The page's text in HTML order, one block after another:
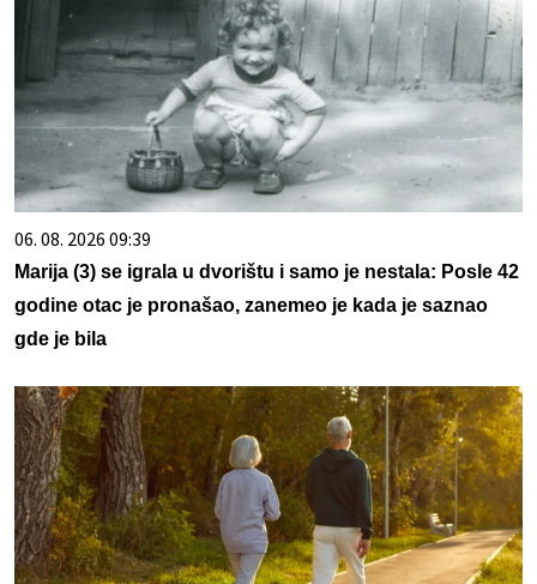
06. 08. 2026 09:39
Marija (3) se igrala u dvorištu i samo je nestala: Posle 42
godine otac je pronašao, zanemeo je kada je saznao
gde je bila